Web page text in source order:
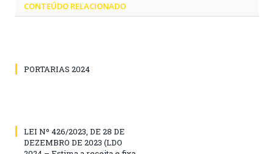
CONTEÚDO RELACIONADO
PORTARIAS 2024
LEI Nº 426/2023, DE 28 DE
DEZEMBRO DE 2023 (LDO